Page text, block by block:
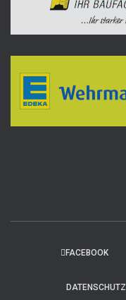
FACEBOOK
DATENSCHUTZ